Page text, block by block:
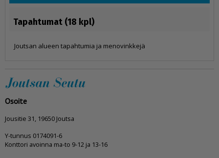
Tapahtumat (18 kpl)
Joutsan alueen tapahtumia ja menovinkkejä
Osoite
Jousitie 31, 19650 Joutsa
Y-tunnus 0174091-6
Konttori avoinna ma-to 9-12 ja 13-16